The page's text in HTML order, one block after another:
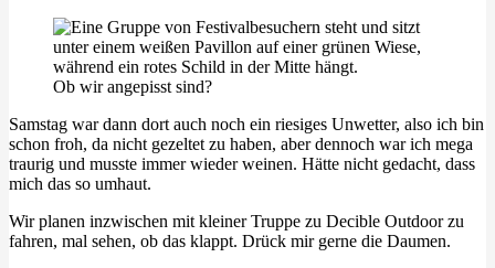
Ob wir angepisst sind?
Samstag war dann dort auch noch ein riesiges Unwetter, also ich bin
schon froh, da nicht gezeltet zu haben, aber dennoch war ich mega
traurig und musste immer wieder weinen. Hätte nicht gedacht, dass
mich das so umhaut.
Wir planen inzwischen mit kleiner Truppe zu Decible Outdoor zu
fahren, mal sehen, ob das klappt. Drück mir gerne die Daumen.